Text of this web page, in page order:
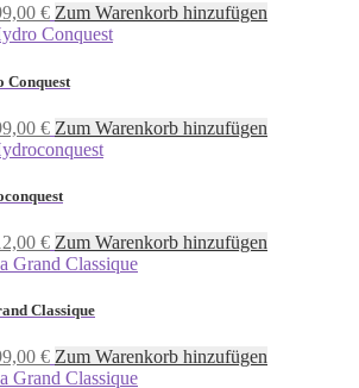
€
€Aktueller
Preis
2.099,00 €.
Zum Warenkorb hinzufügen
Conquest
€
€Aktueller
Preis
2.099,00 €.
Zum Warenkorb hinzufügen
€
€Aktueller
Preis
1.912,00 €.
Zum Warenkorb hinzufügen
Classique
€Aktueller
Preis
Zum Warenkorb hinzufügen